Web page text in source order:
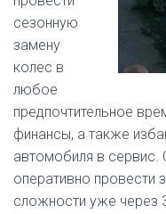
сезонную
замену
колес в
любое
предпочтительное
финансы, а также
автомобиля в сервис.
оперативно провести
сложности уже через